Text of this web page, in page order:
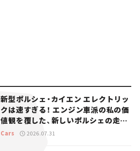
新型ポルシェ・カイエン エレクトリッ
クは速すぎる！ エンジン車派の私の価
値観を覆した、新しいポルシェの走
り。
Cars 2026.07.31